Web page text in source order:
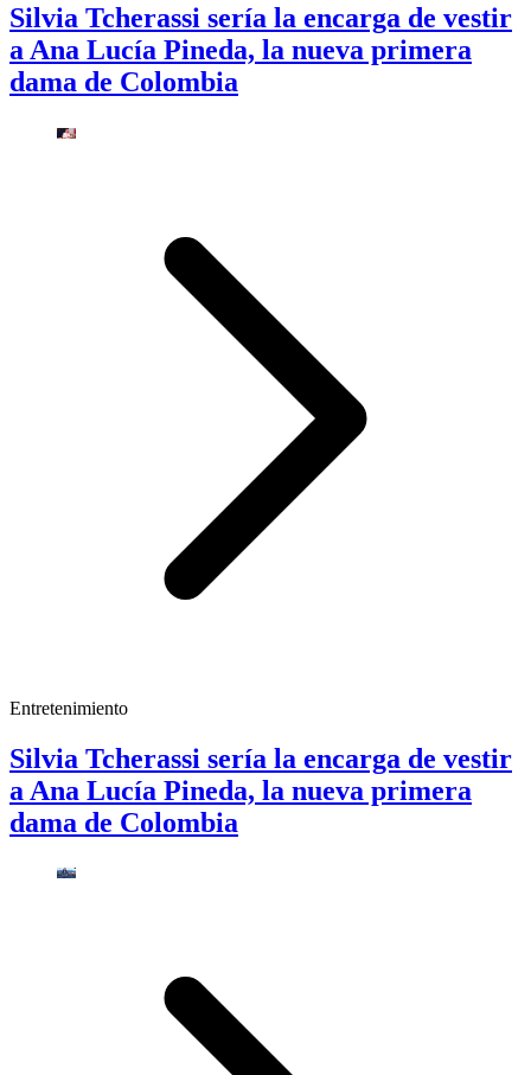
Silvia Tcherassi sería la encarga de vestir
a Ana Lucía Pineda, la nueva primera
dama de Colombia
Entretenimiento
Silvia Tcherassi sería la encarga de vestir
a Ana Lucía Pineda, la nueva primera
dama de Colombia